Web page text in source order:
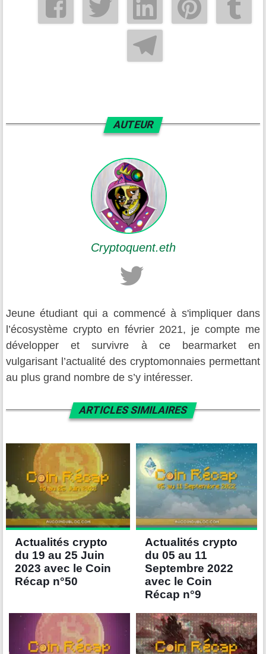
AUTEUR
Cryptoquent.eth
Jeune étudiant qui a commencé à s'impliquer dans
l’écosystème crypto en février 2021, je compte me
développer et survivre à ce bearmarket en
vulgarisant l’actualité des cryptomonnaies permettant
au plus grand nombre de s’y intéresser.
ARTICLES SIMILAIRES
Actualités crypto
du 19 au 25 Juin
2023 avec le Coin
Récap n°50
Actualités crypto
du 05 au 11
Septembre 2022
avec le Coin
Récap n°9